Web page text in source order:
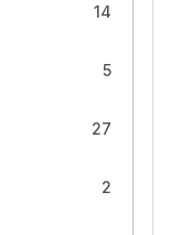
14
5
27
2